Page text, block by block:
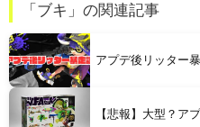
お前ら「女はおっさんより口が
「ブキ」の関連記事
アプデ後リッター
【悲報】大型？ア